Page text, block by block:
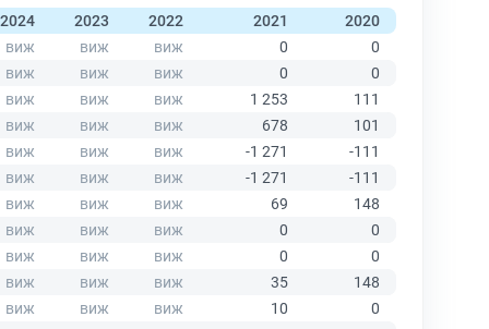
2024 2023 2022 2021 2020